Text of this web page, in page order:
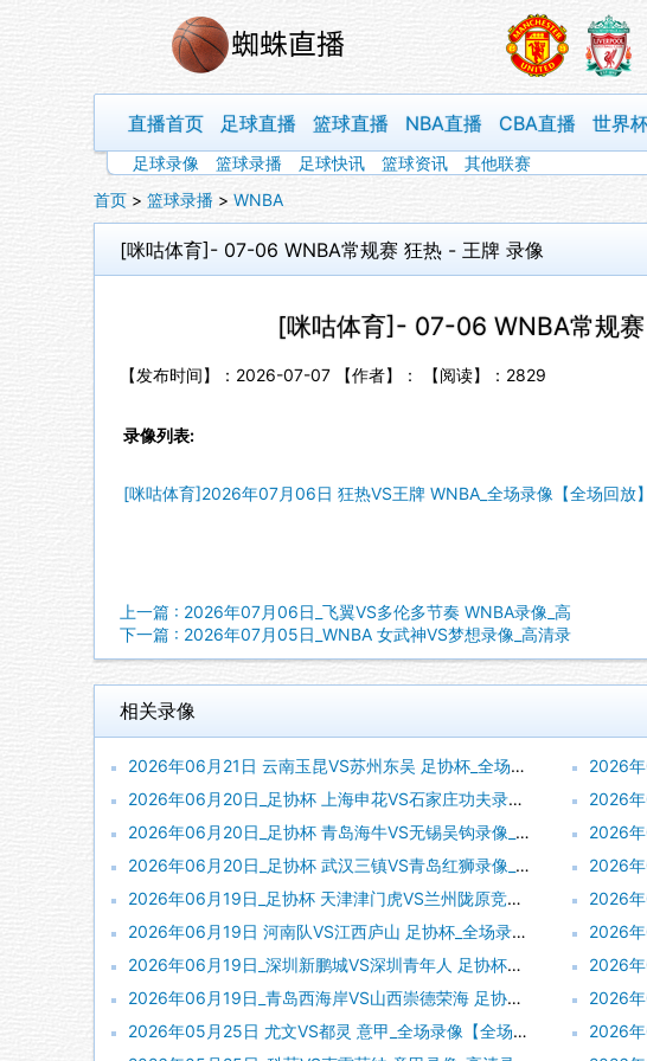
直播首页 足球直播 篮球直播 NBA直播 CBA直播 世界
足球录像 篮球录播 足球快讯 篮球资讯
其他联赛
首页 > 篮球录播 > WNBA
[咪咕体育]- 07-06 WNBA常规赛 狂热 - 王牌 录像
[咪咕体育]- 07-06 WNBA常规
【发布时间】：2026-07-07 【作者】： 【阅读】： 2829
录像列表:
[咪咕体育]2026年07月06日 狂热VS王牌 WNBA_全场录像【全场回放】
上一篇 : 2026年07月06日_飞翼VS多伦多节奏 WNBA录像_高
下一篇 : 2026年07月05日_WNBA 女武神VS梦想录像_高清录
相关录像
2026年06月21日 云南玉昆VS苏州东吴 足协杯_全场录像【全场回放】
2026年06
2026年06月20日_足协杯 上海申花VS石家庄功夫录像_高清录像【全场回放】
2026年06
2026年06月20日_足协杯 青岛海牛VS无锡吴钩录像_全场录像【全场回放】
2026年06
2026年06月20日_足协杯 武汉三镇VS青岛红狮录像_全场录像【高清回放】
2026年06
2026年06月19日_足协杯 天津津门虎VS兰州陇原竞技录像_全场录像【高清回放】
2026年06
2026年06月19日 河南队VS江西庐山 足协杯_全场录像【全场回放】
2026年06
2026年06月19日_深圳新鹏城VS深圳青年人 足协杯录像_高清录像【全场回放】
2026年
2026年06月19日_青岛西海岸VS山西崇德荣海 足协杯录像_高清录像【全场回放】
2026年06
2026年05月25日 尤文VS都灵 意甲_全场录像【全场回放】
2026年05